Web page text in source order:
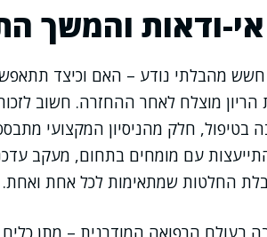
ודאות והמשך
חשש מהבלתי נודע – האם וכיצד
מוצלח לאחר ההחזרה. חשוב
חלק מהניסיון המקצועי
עם מומחים בתחום, מעקב
החלטות שמתאימות לכל אחת ואחת.